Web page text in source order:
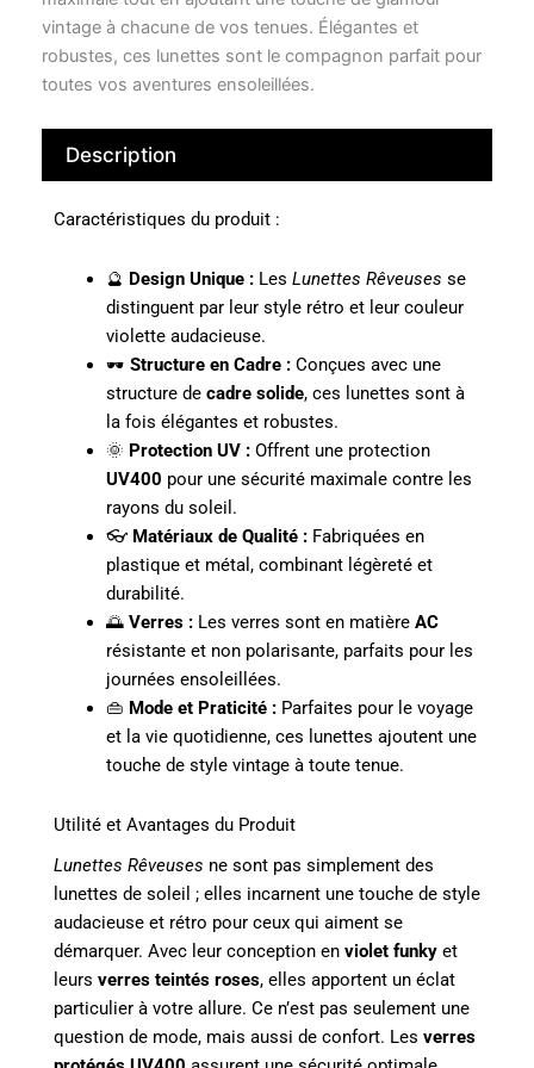
vintage à chacune de vos tenues. Élégantes et
robustes, ces lunettes sont le compagnon parfait pour
toutes vos aventures ensoleillées.
Description
Caractéristiques du produit :
🔮 Design Unique :Les Lunettes Rêveuses se
distinguent par leur style rétro et leur couleur
violette audacieuse.
🕶️ Structure en Cadre :Conçues avec une
structure de cadre solide, ces lunettes sont à
la fois élégantes et robustes.
🌞 Protection UV :Offrent une protection
UV400 pour une sécurité maximale contre les
rayons du soleil.
👓 Matériaux de Qualité :Fabriquées en
plastique et métal, combinant légèreté et
durabilité.
🌅 Verres :Les verres sont en matière AC
résistante et non polarisante, parfaits pour les
journées ensoleillées.
👜 Mode et Praticité :Parfaites pour le voyage
et la vie quotidienne, ces lunettes ajoutent une
touche de style vintage à toute tenue.
Utilité et Avantages du Produit
Lunettes Rêveuses ne sont pas simplement des
lunettes de soleil ; elles incarnent une touche de style
audacieuse et rétro pour ceux qui aiment se
démarquer. Avec leur conception en violet funky et
leurs verres teintés roses, elles apportent un éclat
particulier à votre allure. Ce n’est pas seulement une
question de mode, mais aussi de confort. Les verres